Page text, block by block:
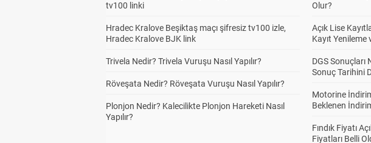
tv100 linki
Hradec Kralove Beşiktaş maçı şifresiz tv100 izle,
Hradec Kralove BJK link
Trivela Nedir? Trivela Vuruşu Nasıl Yapılır?
Röveşata Nedir? Röveşata Vuruşu Nasıl Yapılır?
Plonjon Nedir? Kalecilikte Plonjon Hareketi Nasıl
Yapılır?
Olur?
Açık Lise
Kayıt Yenileme
DGS Sonuçları
Sonuç Tarihini
Motorine
Beklenen
Fındık Fiyatı
Fiyatları Belli